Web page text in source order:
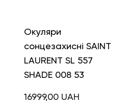
Окуляри
сонцезахисні SAINT
LAURENT SL 557
SHADE 008 53
16999,00 UAH